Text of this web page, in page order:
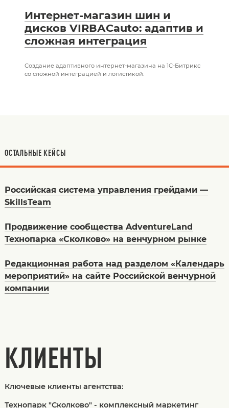
Интернет-магазин шин и
дисков VIRВАСauto: адаптив и
сложная интеграция
Создание адаптивного интернет-магазина на 1С-Битрикс
со сложной интеграцией и логистикой.
ОСТАЛЬНЫЕ КЕЙСЫ
Российская система управления грейдами —
SkillsTeam
Продвижение сообщества AdventureLand
Технопарка «Сколково» на венчурном рынке
Редакционная работа над разделом «Календарь
мероприятий» на сайте Российской венчурной
компании
КЛИЕНТЫ
Ключевые клиенты агентства:
Технопарк "Сколково" - комплексный маркетинг